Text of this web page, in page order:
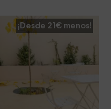
¡Desde 21€ menos!